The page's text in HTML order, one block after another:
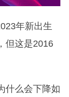
年新出生
但这是2016
什么会下降如